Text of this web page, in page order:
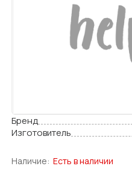
Бренд
Изготовитель
Наличие: Есть в наличии